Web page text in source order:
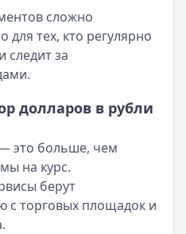
карта
card
сложно
тех, кто регулярно
следит за
долларов в рубли
это больше, чем
на курс.
берут
торговых площадок и